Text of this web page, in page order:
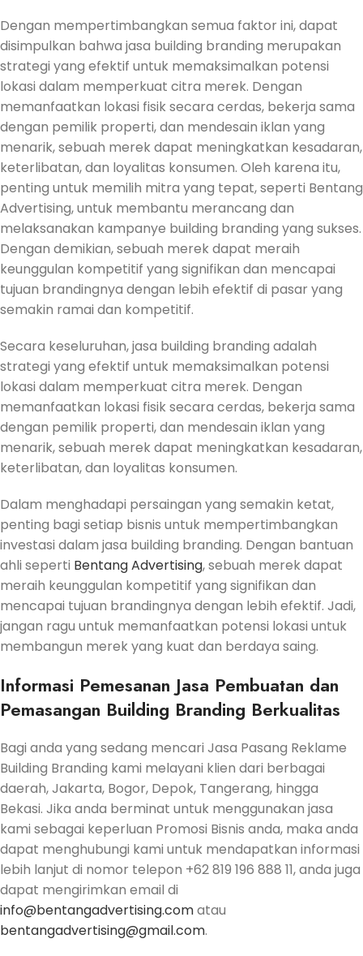
Dengan mempertimbangkan semua faktor ini, dapat
disimpulkan bahwa jasa building branding merupakan
strategi yang efektif untuk memaksimalkan potensi
lokasi dalam memperkuat citra merek. Dengan
memanfaatkan lokasi fisik secara cerdas, bekerja sama
dengan pemilik properti, dan mendesain iklan yang
menarik, sebuah merek dapat meningkatkan kesadaran,
keterlibatan, dan loyalitas konsumen. Oleh karena itu,
penting untuk memilih mitra yang tepat, seperti Bentang
Advertising, untuk membantu merancang dan
melaksanakan kampanye building branding yang sukses.
Dengan demikian, sebuah merek dapat meraih
keunggulan kompetitif yang signifikan dan mencapai
tujuan brandingnya dengan lebih efektif di pasar yang
semakin ramai dan kompetitif.
Secara keseluruhan, jasa building branding adalah
strategi yang efektif untuk memaksimalkan potensi
lokasi dalam memperkuat citra merek. Dengan
memanfaatkan lokasi fisik secara cerdas, bekerja sama
dengan pemilik properti, dan mendesain iklan yang
menarik, sebuah merek dapat meningkatkan kesadaran,
keterlibatan, dan loyalitas konsumen.
Dalam menghadapi persaingan yang semakin ketat,
penting bagi setiap bisnis untuk mempertimbangkan
investasi dalam jasa building branding. Dengan bantuan
ahli seperti Bentang Advertising, sebuah merek dapat
meraih keunggulan kompetitif yang signifikan dan
mencapai tujuan brandingnya dengan lebih efektif. Jadi,
jangan ragu untuk memanfaatkan potensi lokasi untuk
membangun merek yang kuat dan berdaya saing.
Informasi Pemesanan Jasa Pembuatan dan
Pemasangan Building Branding Berkualitas
Bagi anda yang sedang mencari Jasa Pasang Reklame
Building Branding kami melayani klien dari berbagai
daerah, Jakarta, Bogor, Depok, Tangerang, hingga
Bekasi. Jika anda berminat untuk menggunakan jasa
kami sebagai keperluan Promosi Bisnis anda, maka anda
dapat menghubungi kami untuk mendapatkan informasi
lebih lanjut di nomor telepon +62 819 196 888 11, anda juga
dapat mengirimkan email di
info@bentangadvertising.comatau
bentangadvertising@gmail.com.